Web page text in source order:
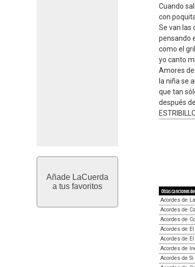
Añade LaCuerda
a tus favoritos
Cuando
con
Se van las
pensando
como el
yo canto
Amores
la niña se
que tan
después
Otras canciones
Acordes de
Acordes de
Acordes de
Acordes de
Acordes de
Acordes de
Acordes de Si